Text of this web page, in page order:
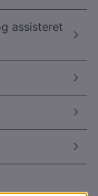
assisteret